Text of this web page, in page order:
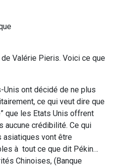
Valérie Pieris. Voici ce que
Unis ont décidé de ne plus
ce qui veut dire que
que les Etats Unis offrent
aucune crédibilité. Ce qui
asiatiques vont être
à tout ce que dit Pékin…
Chinoises, (Banque